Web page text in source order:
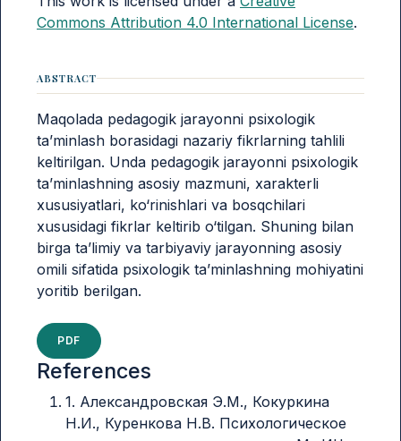
Commons Attribution 4.0 International License.
ABSTRACT
Maqolada pedagogik jarayonni psixologik
ta’minlash borasidagi nazariy fikrlarning tahlili
keltirilgan. Unda pedagogik jarayonni psixologik
ta’minlashning asosiy mazmuni, xarakterli
xususiyatlari, ko‘rinishlari va bosqchilari
xususidagi fikrlar keltirib o‘tilgan. Shuning bilan
birga ta’limiy va tarbiyaviy jarayonning asosiy
omili sifatida psixologik ta’minlashning mohiyatini
yoritib berilgan.
PDF
References
1. Александровская Э.М., Кокуркина
Н.И., Куренкова Н.В. Психологическое